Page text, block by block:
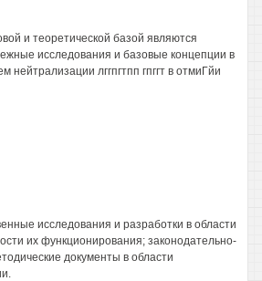
и теоретической базой являются
исследования и базовые концепции в
нейтрализации лггпгтпп гпггт в отмиГйи
исследования и разработки в области
их функционирования; законодательно-
документы в области